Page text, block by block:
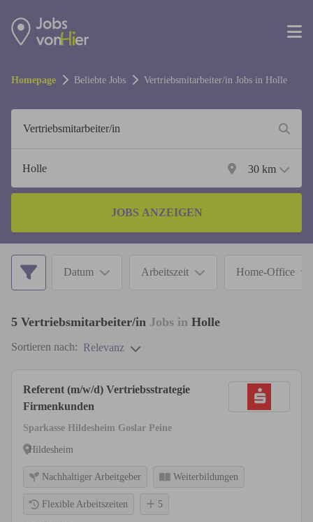
Homepage Beliebte Jobs Vertriebsmitarbeiter/in Jobs in Holle
30 km
JOBS ANZEIGEN
Datum Arbeitszeit Home-Office
5 Vertriebsmitarbeiter/in Jobs in Holle
Sortieren nach: Relevanz
Referent (m/w/d) Vertriebsstrategie
Firmenkunden
Sparkasse Hildesheim Goslar Peine
Hildesheim
Nachhaltiger Arbeitgeber Weiterbildungen
Flexible Arbeitszeiten 5